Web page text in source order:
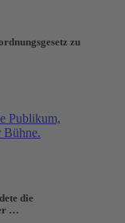
zu
die
…